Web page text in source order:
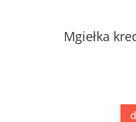
Mgiełka